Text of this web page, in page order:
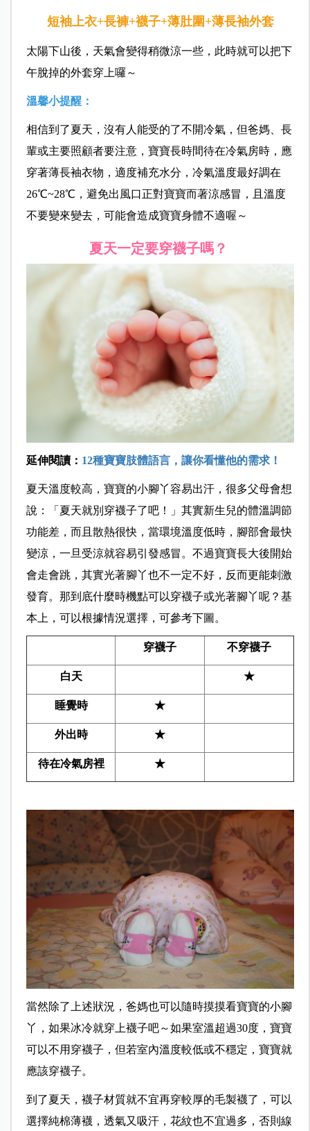
短袖上衣+長褲+襪子+薄肚圍+薄長袖外套
太陽下山後，天氣會變得稍微涼一些，此時就可以把下
午脫掉的外套穿上囉～
溫馨小提醒：
相信到了夏天，沒有人能受的了不開冷氣，但爸媽、長
輩或主要照顧者要注意，寶寶長時間待在冷氣房時，應
穿著薄長袖衣物，適度補充水分，冷氣溫度最好調在
26℃~28℃，避免出風口正對寶寶而著涼感冒，且溫度
不要變來變去，可能會造成寶寶身體不適喔～
夏天一定要穿襪子嗎？
延伸閱讀： 12種寶寶肢體語言，讓你看懂他的需求！
夏天溫度較高，寶寶的小腳丫容易出汗，很多父母會想
說：「夏天就別穿襪子了吧！」其實新生兒的體溫調節
功能差，而且散熱很快，當環境溫度低時，腳部會最快
變涼，一旦受涼就容易引發感冒。不過寶寶長大後開始
會走會跳，其實光著腳丫也不一定不好，反而更能刺激
發育。那到底什麼時機點可以穿襪子或光著腳丫呢？基
本上，可以根據情況選擇，可參考下圖。
穿襪子 不穿襪子
白天 ★
睡覺時 ★
外出時 ★
待在冷氣房裡 ★
當然除了上述狀況，爸媽也可以隨時摸摸看寶寶的小腳
丫，如果冰冷就穿上襪子吧～如果室溫超過30度，寶寶
可以不用穿襪子，但若室內溫度較低或不穩定，寶寶就
應該穿襪子。
到了夏天，襪子材質就不宜再穿較厚的毛製襪了，可以
選擇純棉薄襪，透氣又吸汗，花紋也不宜過多，否則線